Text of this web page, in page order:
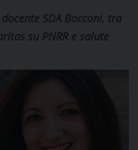
SDA Bocconi, tra
su PNRR e salute